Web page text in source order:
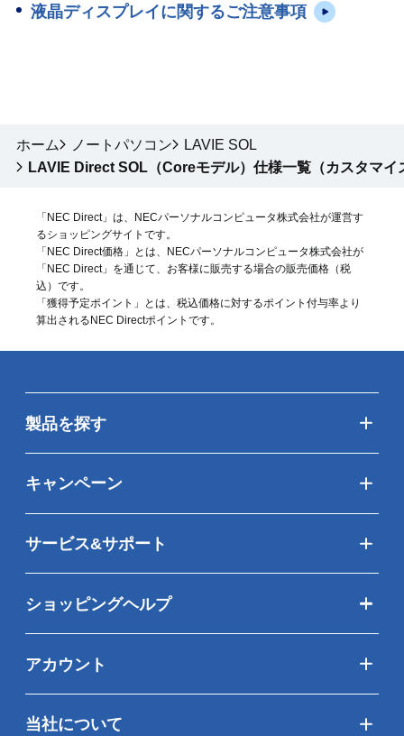
液晶ディスプレイに関するご注意事項
ホーム ノートパソコン
LAVIE SOL
LAVIE Direct SOL（Coreモデル）仕様一覧（カスタマイ
「NEC Direct」は、NECパーソナルコンピュータ株式会社が運営す
るショッピングサイトです。
「NEC Direct価格」とは、NECパーソナルコンピュータ株式会社が
「NEC Direct」を通じて、お客様に販売する場合の販売価格（税
込 ）です。
「獲得予定ポイント」とは、税込価格に対するポイント付与率より
算出されるNEC Directポイントです。
製品を探す
キャンペーン
サービス&サポート
ショッピングヘルプ
アカウント
当社について